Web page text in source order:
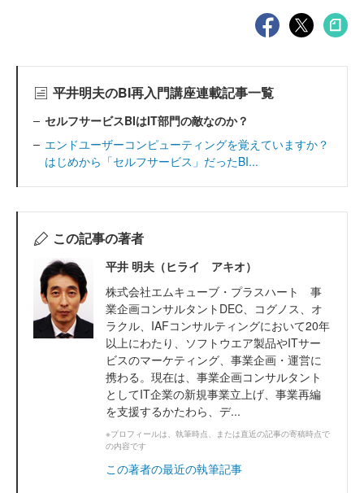
平井明夫のBI再入門講座連載記事一覧
セルフサービスBIはIT部門の敵なのか？
エンドユーザーコンピューティングを覚えていますか？
はじめから「セルフサービス」だったBI...
この記事の著者
平井 明夫（ヒライ アキオ）
株式会社エムキューブ・プラスハート 事
業企画コンサルタントDEC、コグノス、オ
ラクル、IAFコンサルティングにおいて20年
以上にわたり、ソフトウエア製品やITサー
ビスのマーケティング、事業企画・運営に
携わる。現在は、事業企画コンサルタント
としてIT企業の新規事業立上げ、事業再編
を支援するかたわら、デ...
※プロフィールは、執筆時点、または直近の記事の寄稿時点で
の内容です
この著者の最近の執筆記事